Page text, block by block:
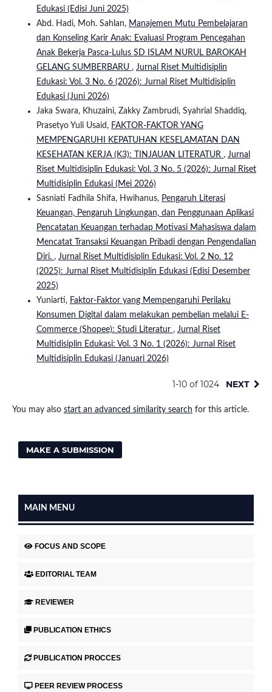
Edukasi (Edisi Juni 2025)
Abd. Hadi, Moh. Sahlan, Manajemen Mutu Pembelajaran
dan Konseling Karir Anak: Evaluasi Program Pencegahan
Anak Bekerja Pasca-Lulus SD ISLAM NURUL BAROKAH
GELANG SUMBERBARU , Jurnal Riset Multidisiplin
Edukasi: Vol. 3 No. 6 (2026): Jurnal Riset Multidisiplin
Edukasi (Juni 2026)
Jaka Swara, Khuzaini, Zakky Zambrudi, Syahrial Shaddiq,
Prasetyo Yuli Usaid, FAKTOR-FAKTOR YANG
MEMPENGARUHI KEPATUHAN KESELAMATAN DAN
KESEHATAN KERJA (K3): TINJAUAN LITERATUR , Jurnal
Riset Multidisiplin Edukasi: Vol. 3 No. 5 (2026): Jurnal Riset
Multidisiplin Edukasi (Mei 2026)
Sasniati Fadhila Shifa, Hwihanus, Pengaruh Literasi
Keuangan, Pengaruh Lingkungan, dan Penggunaan Aplikasi
Pencatatan Keuangan terhadap Motivasi Mahasiswa dalam
Mencatat Transaksi Keuangan Pribadi dengan Pengendalian
Diri. , Jurnal Riset Multidisiplin Edukasi: Vol. 2 No. 12
(2025): Jurnal Riset Multidisiplin Edukasi (Edisi Desember
2025)
Yuniarti, Faktor-Faktor yang Mempengaruhi Perilaku
Konsumen Digital dalam melakukan pembelian melalui E-
Commerce (Shopee): Studi Literatur , Jurnal Riset
Multidisiplin Edukasi: Vol. 3 No. 1 (2026): Jurnal Riset
Multidisiplin Edukasi (Januari 2026)
1-10 of 1024 NEXT
You may also start an advanced similarity search for this article.
MAKE A SUBMISSION
MAIN MENU
FOCUS AND SCOPE
EDITORIAL TEAM
REVIEWER
PUBLICATION ETHICS
PUBLICATION PROCCES
PEER REVIEW PROCESS